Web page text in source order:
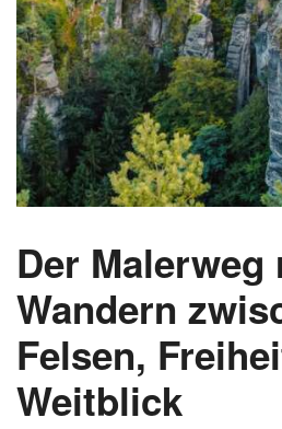
Der Malerweg
Wandern
Felsen,
Weitblick